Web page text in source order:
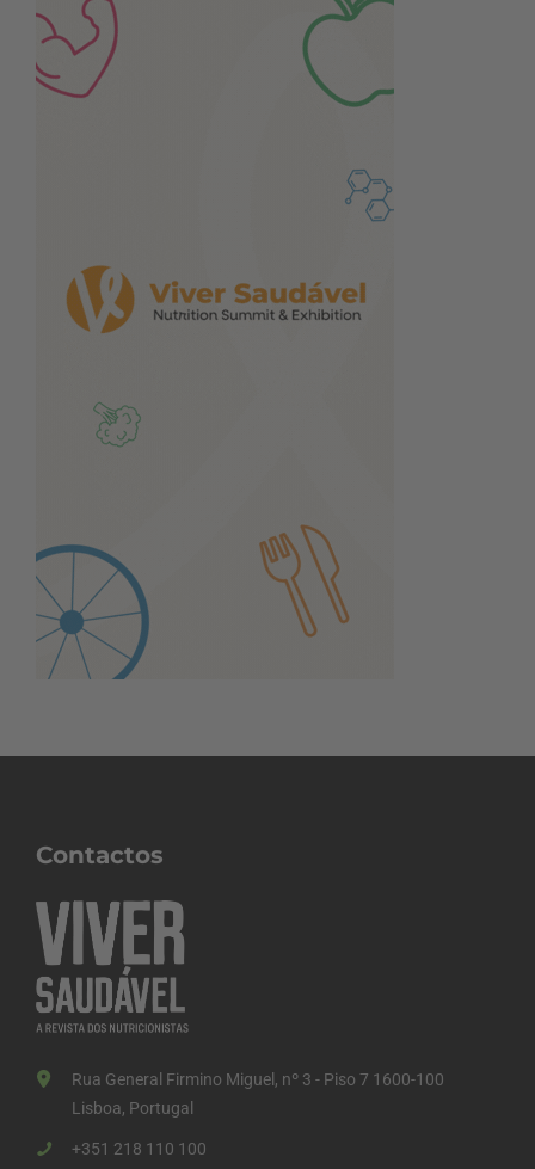
Contactos
Rua General Firmino Miguel, nº 3 - Piso 7 1600-100
Lisboa, Portugal
+351 218 110 100